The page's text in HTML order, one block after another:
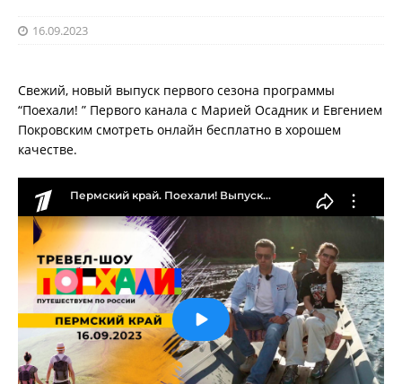
16.09.2023
Свежий, новый выпуск первого сезона программы
“Поехали! ” Первого канала с Марией Осадник и Евгением
Покровским смотреть онлайн бесплатно в хорошем
качестве.